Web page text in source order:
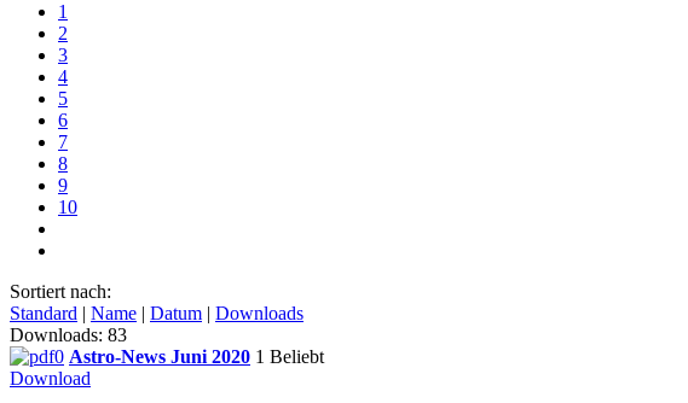
1
2
3
4
5
6
7
8
9
10
Sortiert nach:
Standard | Name | Datum | Downloads
Downloads: 83
Astro-News Juni 2020 1 Beliebt
Download